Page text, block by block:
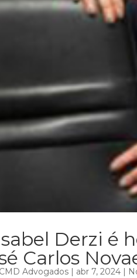
Derzi é
Carlos
Advogados | abr 7, 2024 |